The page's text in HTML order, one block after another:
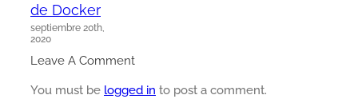
de Docker
septiembre 20th,
2020
Leave A Comment
You must be logged in to post a comment.